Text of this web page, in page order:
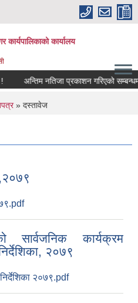
कार्यपालिकाको कार्यालय
अन्तिम नतिजा प्रकाशन गरिएको सम्बन्धमा ।
» दस्तावेज
सार्वजनिक कार्यक्रम
२०७९
२०७९.pdf